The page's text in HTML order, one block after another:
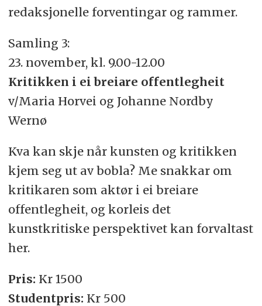
redaksjonelle forventingar og rammer.
Samling 3:
23. november, kl. 9.00-12.00
Kritikken i ei breiare offentlegheit
v/Maria Horvei og Johanne Nordby
Wernø
Kva kan skje når kunsten og kritikken
kjem seg ut av bobla? Me snakkar om
kritikaren som aktør i ei breiare
offentlegheit, og korleis det
kunstkritiske perspektivet kan forvaltast
her.
Pris: Kr 1500
Studentpris: Kr 500